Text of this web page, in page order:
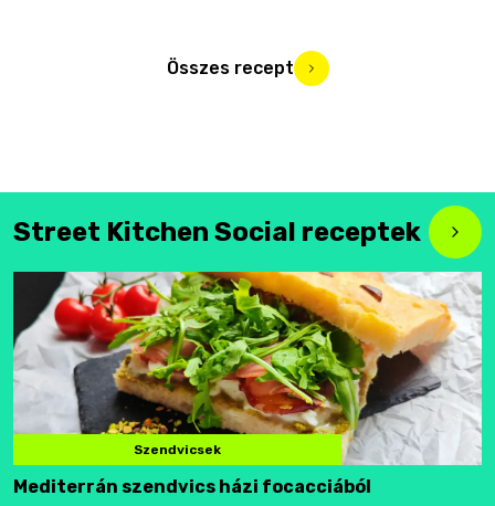
Összes recept
Street Kitchen Social receptek
Szendvicsek
Mediterrán szendvics házi focacciából